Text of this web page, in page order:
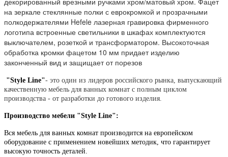
на зеркале стеклянные полки с еврокромкой и прозрачными
полкодержателями Hefele лазерная гравировка фирменного
логотипа встроенные светильники в шкафах комплектуются
выключателем, розеткой и трансформатором. Высокоточная
обработка кромки фацетом 10 мм придает изделию
законченный вид и защищает от порезов
"Style Line"- это один из лидеров российского рынка, выпускающий
качественную мебель для ванных комнат с полным циклом
производства - от разработки до готового изделия.
Производство мебели "Style Line":
Вся мебель для ванных комнат производится на европейском
оборудование с применением новейших методик, что гарантирует
высокую точность деталей.